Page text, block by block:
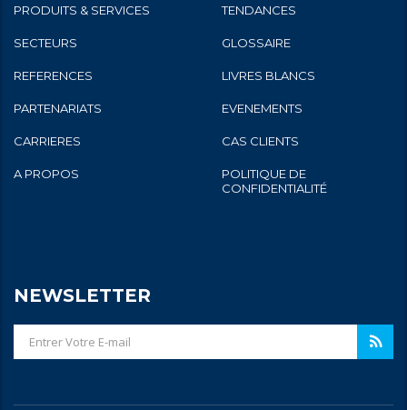
PRODUITS & SERVICES TENDANCES
SECTEURS GLOSSAIRE
REFERENCES LIVRES BLANCS
PARTENARIATS EVENEMENTS
CARRIERES CAS CLIENTS
A PROPOS
POLITIQUE DE
CONFIDENTIALITÉ
NEWSLETTER